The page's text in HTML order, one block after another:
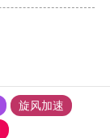
旋风加速